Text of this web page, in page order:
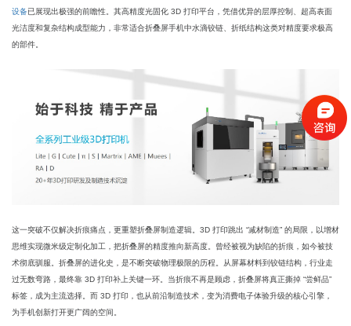
设备已展现出极强的前瞻性。其高精度光固化 3D 打印平台，凭借优异的层厚控制、超高表面
光洁度和复杂结构成型能力，非常适合折叠屏手机中水滴铰链、折纸结构这类对精度要求极高
的部件。
这一突破不仅解决折痕痛点，更重塑折叠屏制造逻辑。3D 打印跳出 “减材制造” 的局限，以增材
思维实现微米级定制化加工，把折叠屏的精度推向新高度。曾经被视为缺陷的折痕，如今被技
术彻底驯服。折叠屏的进化史，是不断突破物理极限的历程。从屏幕材料到铰链结构，行业走
过无数弯路，最终靠 3D 打印补上关键一环。当折痕不再是顾虑，折叠屏将真正撕掉 “尝鲜品”
标签，成为主流选择。而 3D 打印，也从前沿制造技术，变为消费电子体验升级的核心引擎，
为手机创新打开更广阔的空间。